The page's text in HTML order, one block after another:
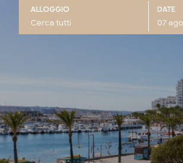
ALLOGGIO DATE